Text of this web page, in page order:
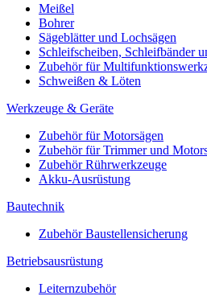
Meißel
Bohrer
Sägeblätter und Lochsägen
Schleifscheiben, Schleifbänder
Zubehör für
Schweißen & Löten
Werkzeuge & Geräte
Zubehör für Motorsägen
Zubehör für Trimmer und
Zubehör Rührwerkzeuge
Akku-Ausrüstung
Bautechnik
Zubehör Baustellensicherung
Betriebsausrüstung
Leiternzubehör